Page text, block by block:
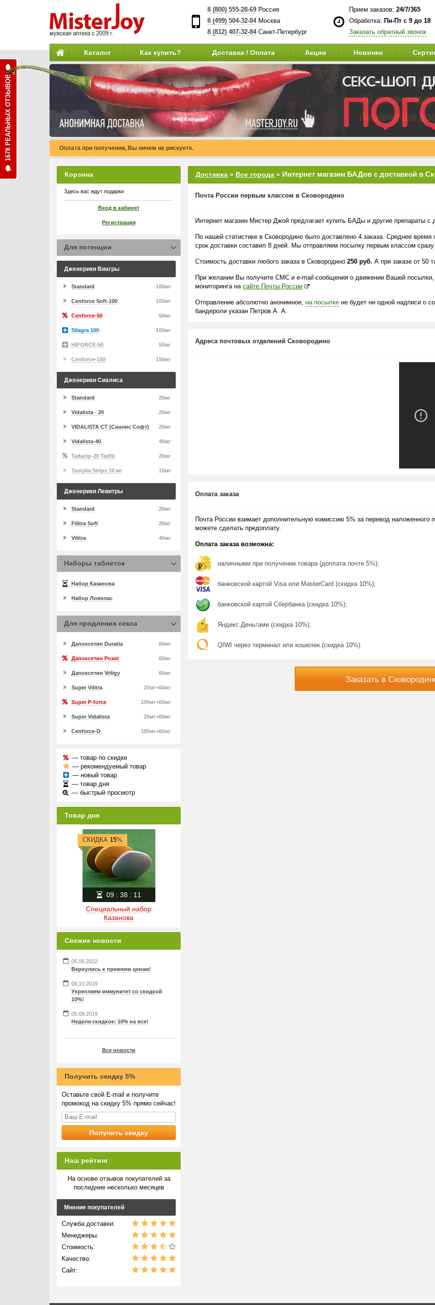
8 (800) 555-28-69Россия
8 (499) 504-32-84Москва
8 (812) 407-32-84 Санкт-Петербург
Прием заказов: 24/7/365
Обработка: Пн-Пт с 9 до 18
Заказать обратный звонок
Каталог Как купить? Доставка / Оплата Акции Новинки
Оплата при получении, Вы ничем не рискуете.
Доставка » Все города » Интернет магазин БАДов с доставкой в
Почта России первым классом в Сковородино
Интернет магазин Мистер Джой предлагает купить БАДы и другие препараты с
По нашей статистике в Сковородино было доставлено 4 заказа. Среднее
срок доставки составил 8 дней. Мы отправляем посылку первым классом
Стоимость доставки любого заказа в Сковородино 250 руб. А при заказе от 50
При желании Вы получите СМС и e-mail-сообщения о движении Вашей
мониторинга на сайте Почты России
Отправление абсолютно анонимное, на посылке не будет ни одной надписи о
бандероли указан Петров А. А.
Адреса почтовых отделений Сковородино
Оплата заказа
Почта России взимает дополнительную комиссию 5% за перевод
можете сделать предоплату.
Оплата заказа возможна:
наличными при получении товара (доплата почте 5%);
банковской картой Visa или MasterCard (скидка 10%);
банковской картой Сбербанка (скидка 10%);
Яндекс.Деньгами (скидка 10%);
QIWI через терминал или кошелек (скидка 10%).
Заказать в
Корзина
Здесь вас ждут подарки
Вход в кабинет
Регистрация
Для потенции
Дженерики Виагры
100мг
Standard
100мг
Cenforce Soft-100
50мг
Cenforce-50
100мг
Silagra 100
50мг
HIFORCE-50
150мг
Cenforce-150
Дженерики Сиалиса
20мг
Standard
20мг
Vidalista - 20
20мг
VIDALISTA CT (Сиалис Софт)
40мг
Vidalista-40
20мг
Tadacip-20 Tadfil
10мг
Tastylia Strips 10 мг
Дженерики Левитры
20мг
Standard
20мг
Filitra Soft
40мг
Vilitra
Наборы таблеток
Набор Казанова
Набор Ловелас
Для продления секса
60мг
Дапоксетин Duratia
60мг
Дапоксетин Poxet
60мг
Дапоксетин Vriligy
20мг+60мг
Super Vilitra
100мг+60мг
Super P-force
20мг+60мг
Super Vidalista
100мг+60мг
Cenforce-D
— товар по скидке
— рекомендуемый товар
— новый товар
— товар дня
— быстрый просмотр
Товар дня
Специальный набор
Казанова
СКИДКА 15%
09: 38: 10
Свежие новости
05.05.2022
Вернулись к прежним ценам!
08.10.2019
Укрепляем иммунитет со скидкой
10%!
05.09.2019
Неделя скидкок: 10% на все!
Все новости
Получить скидку 5%
Оставьте свой E-mail и получите
промокод на скидку 5% прямо сейчас!
Наш рейтинг
На основе отзывов покупателей за
последние несколько месяцев
Мнение покупателей
Служба доставки:
Менеджеры:
Стоимость:
Качество:
Сайт:
1678 РЕАЛЬНЫХ ОТЗЫВОВ